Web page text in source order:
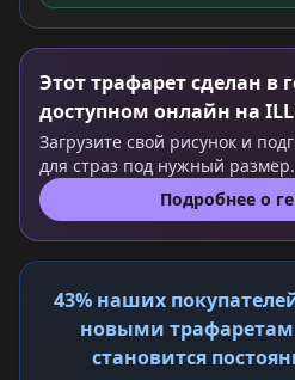
Этот трафарет сделан в
доступном онлайн на
Загрузите свой рисунок и
для страз под нужный размер.
Подробнее о
43% наших
новыми
становится